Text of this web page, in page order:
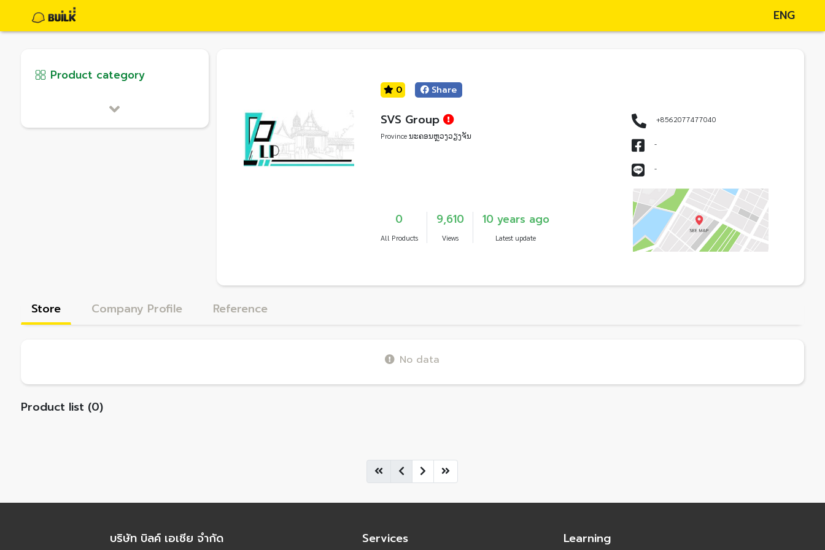
ENG
Product category
0 Share
SVS Group
Province ນະຄອນຫຼວງວຽງຈັນ
0
All Products
9,610
Views
10 years ago
Latest update
+8562077477040
-
-
Store Company Profile Reference
No data
Product list (0)
บริษัท บิลค์ เอเชีย จำกัด Services Learning